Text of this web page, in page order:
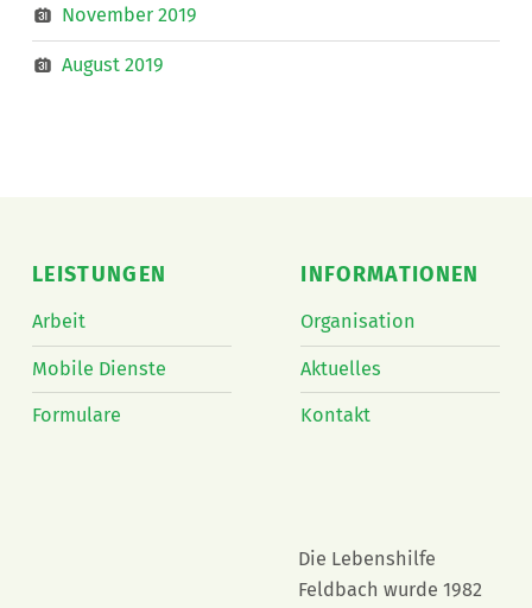
November 2019
August 2019
LEISTUNGEN
Arbeit
Mobile Dienste
Formulare
INFORMATIONEN
Organisation
Aktuelles
Kontakt
Die Lebenshilfe
Feldbach wurde 1982